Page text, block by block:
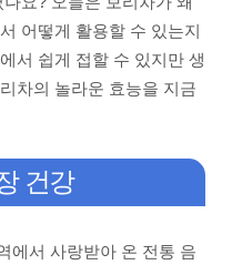
어떻게 활용할 수 있는지
서 쉽게 접할 수 있지만 생
차의 놀라운 효능을 지금
건강
에서 사랑받아 온 전통 음